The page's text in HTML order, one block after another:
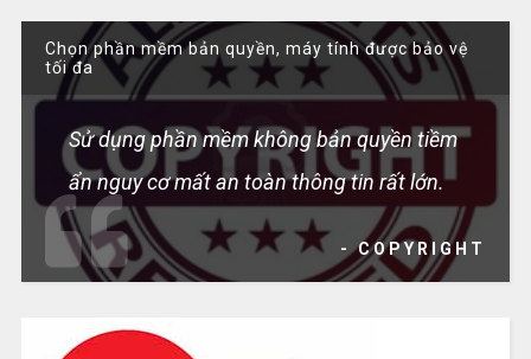
Chọn phần mềm bản quyền, máy tính được bảo vệ
tối đa
Sử dụng phần mềm không bản quyền tiềm
ẩn nguy cơ mất an toàn thông tin rất lớn.
- COPYRIGHT